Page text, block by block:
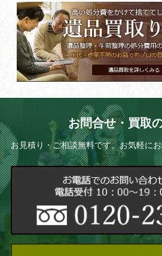
お問合せ・買取
お見積り・ご相談無料です。お気軽に